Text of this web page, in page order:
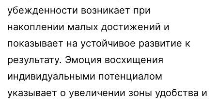
убежденности возникает при
накоплении малых достижений и
показывает на устойчивое развитие к
результату. Эмоция восхищения
индивидуальными потенциалом
указывает о увеличении зоны удобства и